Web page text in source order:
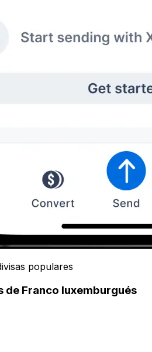
populares
de Franco luxemburgués